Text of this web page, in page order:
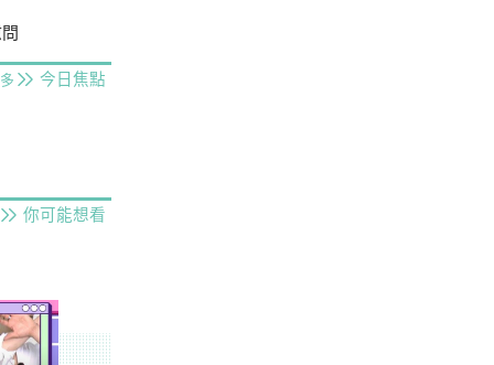
今日焦點
你可能想看